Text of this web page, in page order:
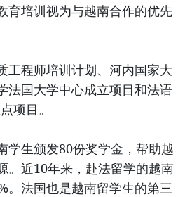
育培训视为与越南合作的优先
工程师培训计划、河内国家大
法国大学中心成立项目和法语
项目。
学生颁发80份奖学金，帮助越
。近10年来，赴法留学的越南
。法国也是越南留学生的第三